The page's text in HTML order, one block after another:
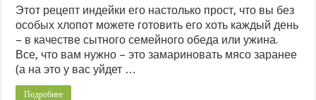
Этот рецепт индейки его настолько прост, что вы без
особых хлопот можете готовить его хоть каждый день
– в качестве сытного семейного обеда или ужина.
Все, что вам нужно – это замариновать мясо заранее
(а на это у вас уйдет …
Подробнее